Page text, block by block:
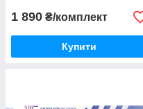
1 890 ₴/комплект
Купити